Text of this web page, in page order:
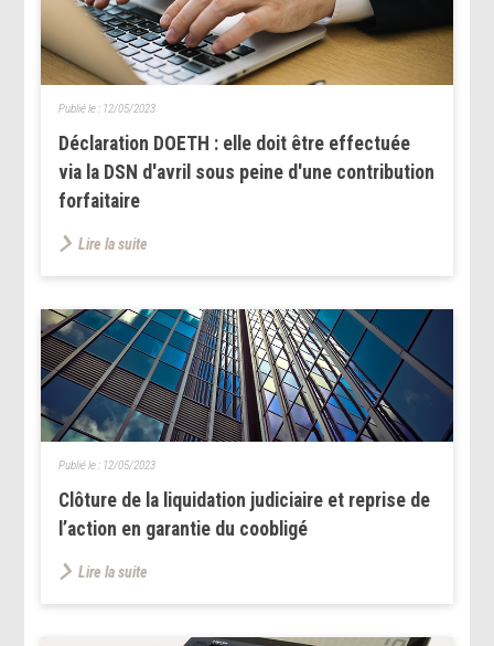
Déclaration DOETH : elle doit être effectuée
via la DSN d'avril sous peine d'une contribution
forfaitaire
Publié le : 12/05/2023
Lire la suite
Clôture de la liquidation judiciaire et reprise de
l’action en garantie du coobligé
Publié le : 12/05/2023
Lire la suite